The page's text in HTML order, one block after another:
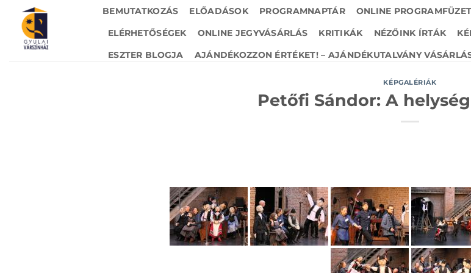
content
BEMUTATKOZÁS ELŐADÁSOK PROGRAMNAPTÁR ONLINE PROGRAMFÜZET
ELÉRHETŐSÉGEK
ONLINE JEGYVÁSÁRLÁS KRITIKÁK NÉZŐINK ÍRTÁK
ESZTER BLOGJA
AJÁNDÉKOZZON ÉRTÉKET! – AJÁNDÉKUTALVÁNY
KÉPGALÉRIÁK
Petőfi Sándor: A